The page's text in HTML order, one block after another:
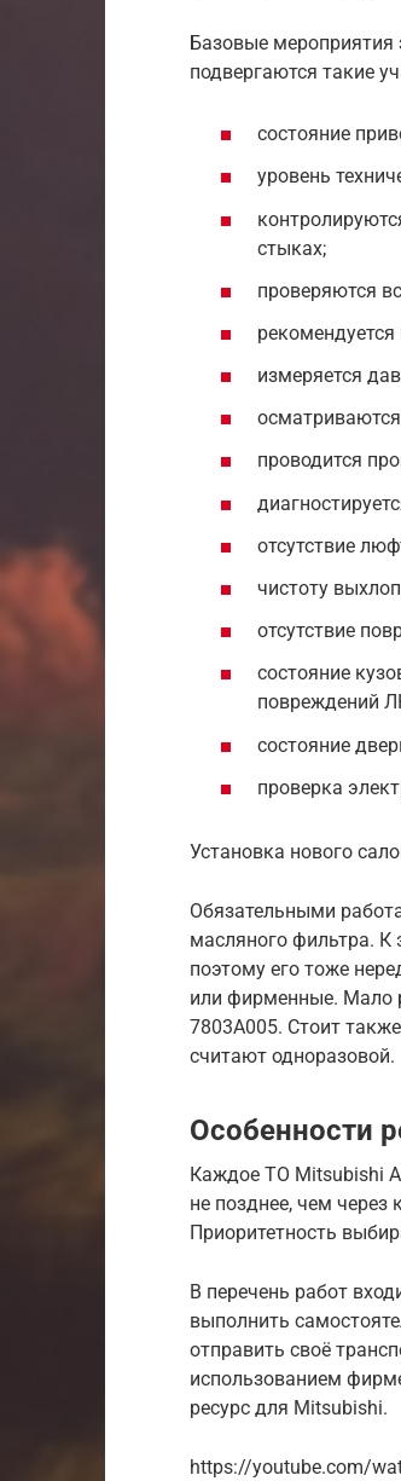
Базовые мероприятия
подвергаются такие
состояние
уровень
стыках;
проверяются
измеряется
проводится
отсутствие
чистоту
отсутствие
состояние
повреждений
состояние
проверка
Установка нового
Обязательными
масляного фильтра. К
поэтому его тоже
или фирменные. Мало
7803A005. Стоит
считают одноразовой.
Особенности
Каждое ТО Mitsubishi
не позднее, чем
Приоритетность
В перечень работ
выполнить
отправить своё
использованием
ресурс для Mitsubishi.
https://youtube.com/